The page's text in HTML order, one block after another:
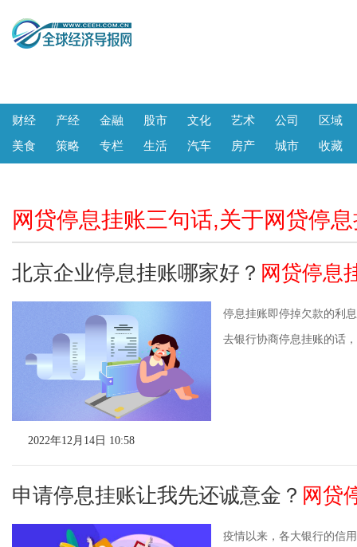
财经 产经 金融 股市 文化 艺术 公司
区域
美食
策略 专栏 生活 汽车 房产 城市 收藏
网贷停息挂账三句话,关于网贷停
北京企业停息挂账哪家好？ 网贷停息
停息挂账即停掉欠款的利
去银行协商停息挂账的话
2022年12月14日 10:58
申请停息挂账让我先还诚意金？ 网贷
疫情以来，各大银行的信